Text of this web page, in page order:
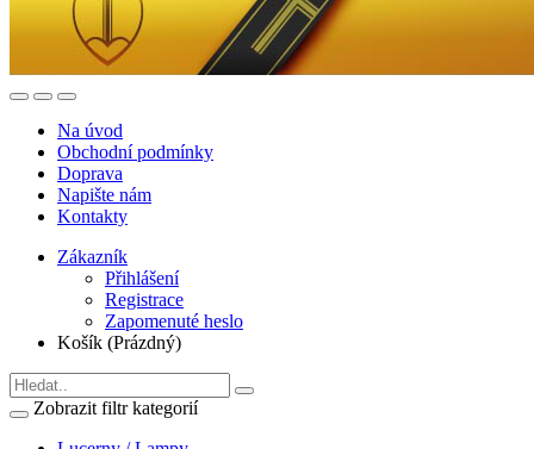
Na úvod
Obchodní podmínky
Doprava
Napište nám
Kontakty
Zákazník
Přihlášení
Registrace
Zapomenuté heslo
Košík (Prázdný)
Zobrazit filtr kategorií